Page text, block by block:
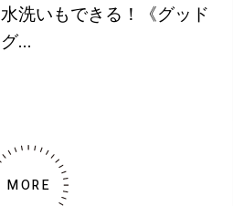
水洗いもできる！《グッド
グ...
MORE